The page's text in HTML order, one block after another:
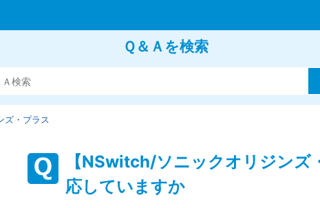
Ｑ＆Ａを検索
ズ・プラス
【NSwitch/ソニックオリジンズ
応していますか